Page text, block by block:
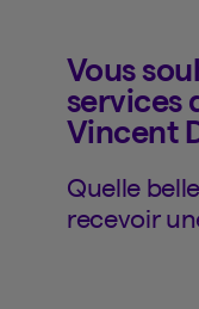
Vous
services
Vincent
Quelle
recevoir